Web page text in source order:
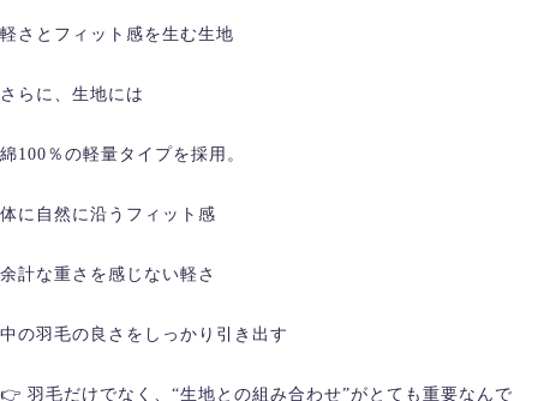
軽さとフィット感を生む生地
さらに、生地には
綿100％の軽量タイプを採用。
体に自然に沿うフィット感
余計な重さを感じない軽さ
中の羽毛の良さをしっかり引き出す
👉 羽毛だけでなく、“生地との組み合わせ”がとても重要なんで